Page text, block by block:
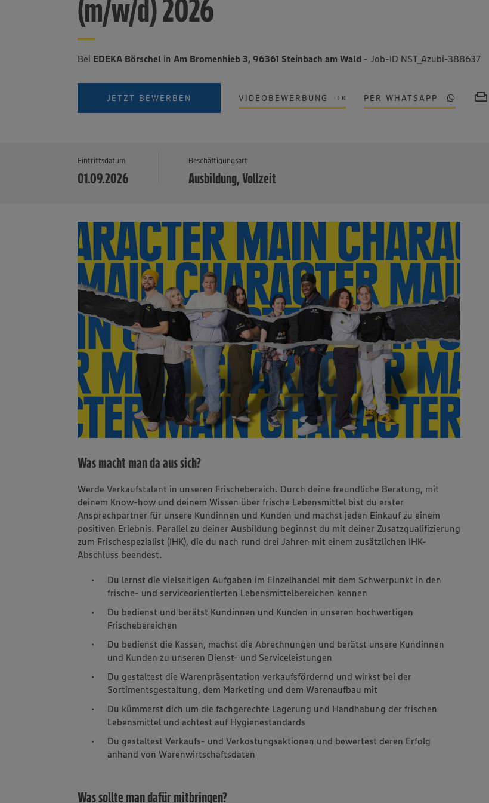
(m/w/d) 2026
Bei EDEKA Börschel inAm Bromenhieb 3, 96361 Steinbach am Wald - Job-ID NST_Azubi-388637
JETZT BEWERBEN VIDEOBEWERBUNG PER WHATSAPP
Eintrittsdatum
01.09.2026
Beschäftigungsart
Ausbildung, Vollzeit
Was macht man da aus sich?
Werde Verkaufstalent in unseren Frischebereich. Durch deine freundliche Beratung, mit
deinem Know-how und deinem Wissen über frische Lebensmittel bist du erster
Ansprechpartner für unsere Kundinnen und Kunden und machst jeden Einkauf zu einem
positiven Erlebnis. Parallel zu deiner Ausbildung beginnst du mit deiner Zusatzqualifizierung
zum Frischespezialist (IHK), die du nach rund drei Jahren mit einem zusätzlichen IHK-
Abschluss beendest.
Du lernst die vielseitigen Aufgaben im Einzelhandel mit dem Schwerpunkt in den
frische- und serviceorientierten Lebensmittelbereichen kennen
Du bedienst und berätst Kundinnen und Kunden in unseren hochwertigen
Frischebereichen
Du bedienst die Kassen, machst die Abrechnungen und berätst unsere Kundinnen
und Kunden zu unseren Dienst- und Serviceleistungen
Du gestaltest die Warenpräsentation verkaufsfördernd und wirkst bei der
Sortimentsgestaltung, dem Marketing und dem Warenaufbau mit
Du kümmerst dich um die fachgerechte Lagerung und Handhabung der frischen
Lebensmittel und achtest auf Hygienestandards
Du gestaltest Verkaufs- und Verkostungsaktionen und bewertest deren Erfolg
anhand von Warenwirtschaftsdaten
Was sollte man dafür mitbringen?